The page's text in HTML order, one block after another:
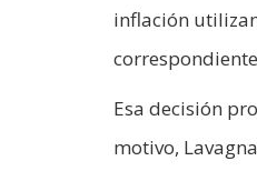
inflación
Esa decisión
motivo,